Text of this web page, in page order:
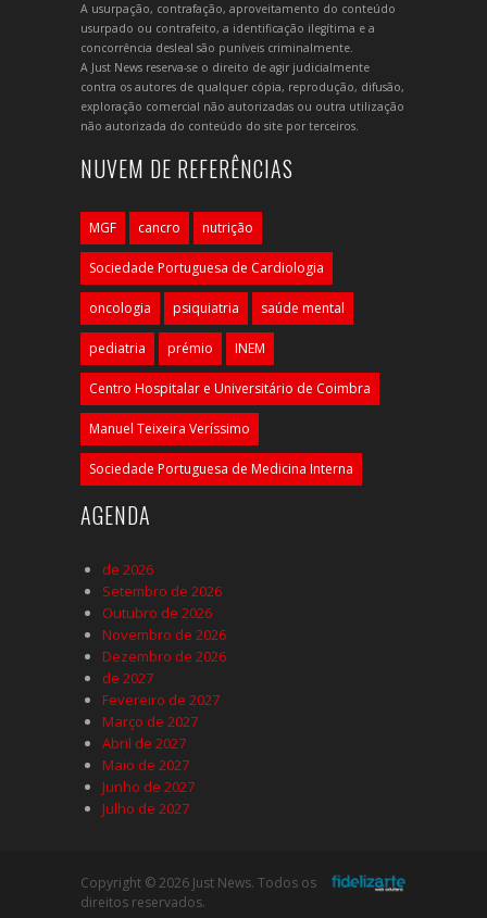
A usurpação, contrafação, aproveitamento do conteúdo
usurpado ou contrafeito, a identificação ilegítima e a
concorrência desleal são puníveis criminalmente.
A Just News reserva-se o direito de agir judicialmente
contra os autores de qualquer cópia, reprodução, difusão,
exploração comercial não autorizadas ou outra utilização
não autorizada do conteúdo do site por terceiros.
NUVEM DE REFERÊNCIAS
MGF cancro nutrição
Sociedade Portuguesa de Cardiologia
oncologia psiquiatria saúde mental
pediatria prémio INEM
Centro Hospitalar e Universitário de Coimbra
Manuel Teixeira Veríssimo
Sociedade Portuguesa de Medicina Interna
AGENDA
de 2026
Setembro de 2026
Outubro de 2026
Novembro de 2026
Dezembro de 2026
de 2027
Fevereiro de 2027
Março de 2027
Abril de 2027
Maio de 2027
Junho de 2027
Julho de 2027
Copyright © 2026 Just News. Todos os
direitos reservados.